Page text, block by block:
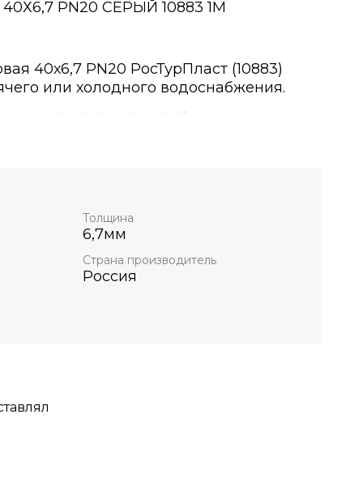
PN20 СЕРЫЙ 10883 1М
40х6,7 PN20 РосТурПласт (10883)
или холодного водоснабжения.
Толщина
6,7мм
Страна производитель
Россия